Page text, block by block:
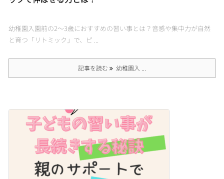
幼稚園入園前の2〜3歳におすすめの習い事とは？音感や集中力が自然
と育つ「リトミック」で、ピ ...
記事を読む 幼稚園入 ...